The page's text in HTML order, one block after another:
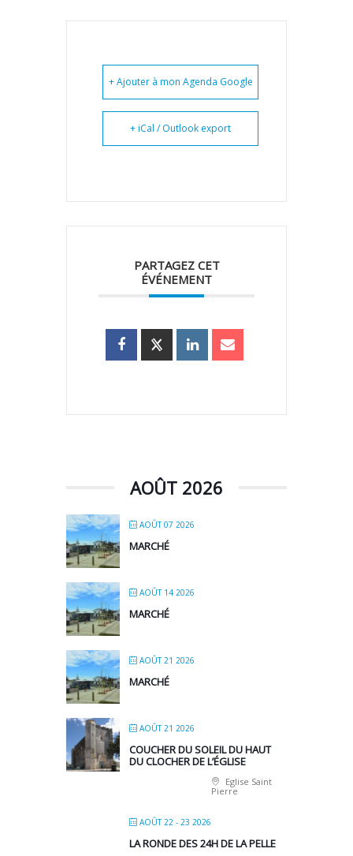
+ Ajouter à mon Agenda Google
+ iCal / Outlook export
PARTAGEZ CET
ÉVÉNEMENT
AOÛT 2026
AOÛT 07 2026
MARCHÉ
AOÛT 14 2026
MARCHÉ
AOÛT 21 2026
MARCHÉ
AOÛT 21 2026
COUCHER DU SOLEIL DU HAUT
DU CLOCHER DE L’ÉGLISE
Eglise Saint
Pierre
AOÛT 22 - 23 2026
LA RONDE DES 24H DE LA PELLE